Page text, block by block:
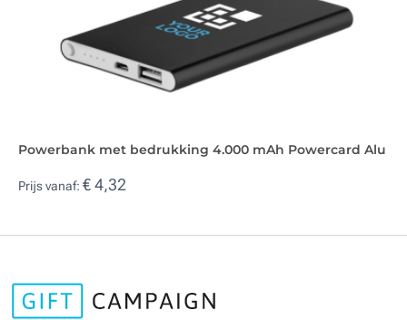
Powerbank met bedrukking 4.000 mAh Powercard Alu
Prijs vanaf: € 4,32